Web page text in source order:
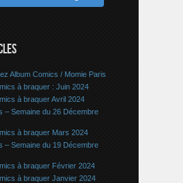
Album Comics / Momie Paris
à braquer : Juin 2024
à braquer Avril 2024
– Semaine du 26 Décembre
à braquer Mars 2024
– Semaine du 19 Décembre
à braquer Février 2024
à braquer Janvier 2024